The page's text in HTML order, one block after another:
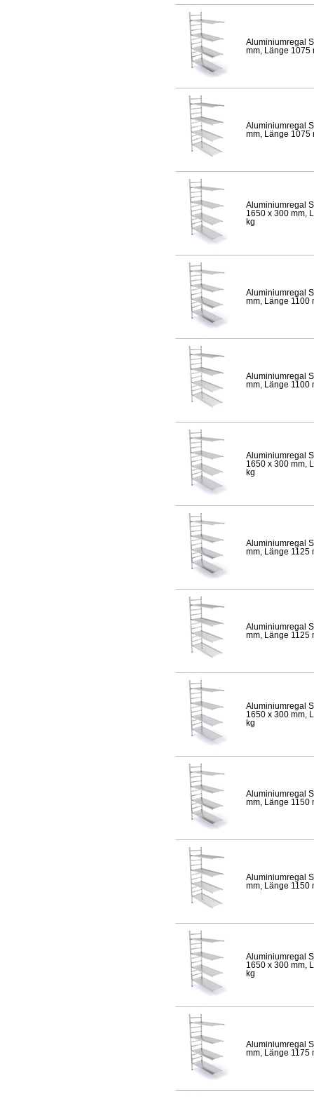
Aluminiumregal
mm, Länge 1075
Aluminiumregal
mm, Länge 1075
Aluminiumregal
1650 x 300 mm,
kg
Aluminiumregal
mm, Länge 1100
Aluminiumregal
mm, Länge 1100
Aluminiumregal
1650 x 300 mm,
kg
Aluminiumregal
mm, Länge 1125
Aluminiumregal
mm, Länge 1125
Aluminiumregal
1650 x 300 mm,
kg
Aluminiumregal
mm, Länge 1150
Aluminiumregal
mm, Länge 1150
Aluminiumregal
1650 x 300 mm,
kg
Aluminiumregal
mm, Länge 1175